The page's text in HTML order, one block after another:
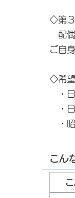
◇第３
配偶
ご自
◇希望
・日
・日
・昭
こん